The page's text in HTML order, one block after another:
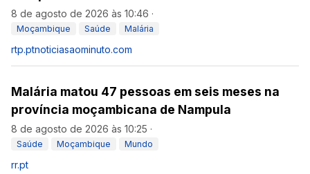
8 de agosto de 2026 às 10:46 ·
Moçambique Saúde Malária
rtp.ptnoticiasaominuto.com
Malária matou 47 pessoas em seis meses na
província moçambicana de Nampula
8 de agosto de 2026 às 10:25 ·
Saúde Moçambique Mundo
rr.pt